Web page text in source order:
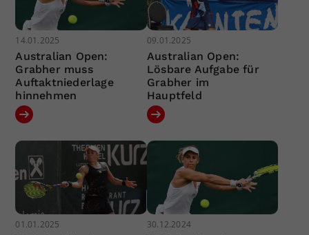
14.01.2025
Australian Open:
Grabher muss
Auftaktniederlage
hinnehmen
09.01.2025
Australian Open:
Lösbare Aufgabe für
Grabher im
Hauptfeld
01.01.2025 30.12.2024